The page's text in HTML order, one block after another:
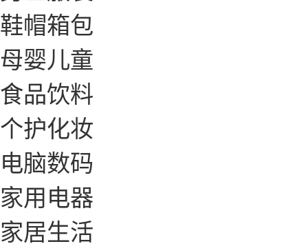
鞋帽箱包
母婴儿童
食品饮料
个护化妆
电脑数码
家用电器
家居生活